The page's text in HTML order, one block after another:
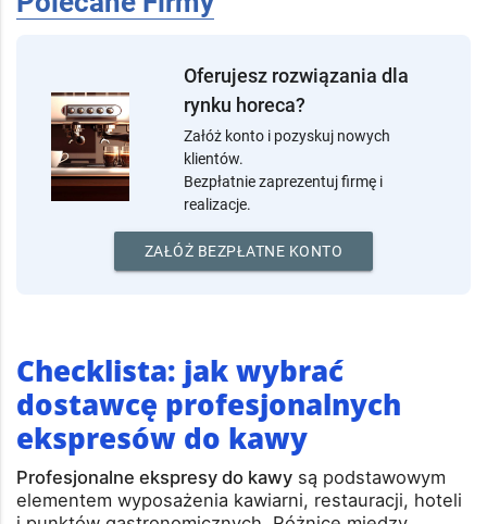
Polecane Firmy
Oferujesz rozwiązania dla
rynku horeca?
klientów.
Bezpłatnie zaprezentuj firmę i
Checklista: jak wybrać
dostawcę profesjonalnych